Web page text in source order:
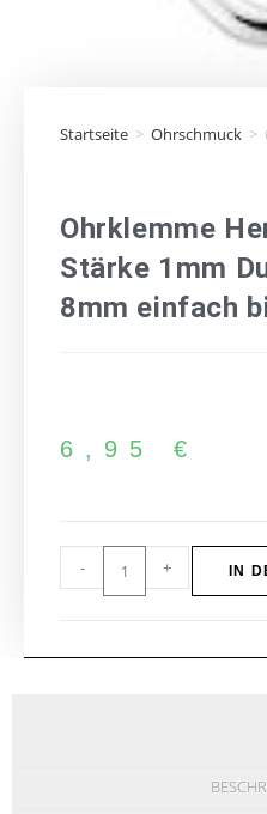
Startseite > Ohrschmuck >
Ohrklemme
Stärke 1mm
8mm einfach
6,95 €
- + IN